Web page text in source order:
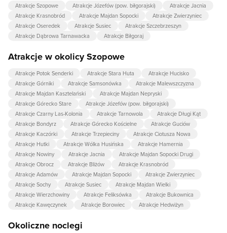
Atrakcje Szopowe Atrakcje Józefów (pow. biłgorajski)
Atrakcje Jacnia
Atrakcje Krasnobród
Atrakcje Majdan Sopocki
Atrakcje Zwierzyniec
Atrakcje Oseredek
Atrakcje Susiec
Atrakcje Szczebrzeszyn
Atrakcje Dąbrowa Tarnawacka
Atrakcje Biłgoraj
Atrakcje w okolicy Szopowe
Atrakcje Potok Senderki Atrakcje Stara Huta
Atrakcje Hucisko
Atrakcje Górniki
Atrakcje Samsonówka
Atrakcje Malewszczyzna
Atrakcje Majdan Kasztelański
Atrakcje Majdan Nepryski
Atrakcje Górecko Stare
Atrakcje Józefów (pow. biłgorajski)
Atrakcje Czarny Las-Kolonia
Atrakcje Tarnowola
Atrakcje Długi Kąt
Atrakcje Bondyrz
Atrakcje Górecko Kościelne
Atrakcje Guciów
Atrakcje Kaczórki
Atrakcje Trzepieciny
Atrakcje Ciotusza Nowa
Atrakcje Hutki
Atrakcje Wólka Husińska
Atrakcje Hamernia
Atrakcje Nowiny
Atrakcje Jacnia
Atrakcje Majdan Sopocki Drugi
Atrakcje Obrocz
Atrakcje Bliżów
Atrakcje Krasnobród
Atrakcje Adamów
Atrakcje Majdan Sopocki
Atrakcje Zwierzyniec
Atrakcje Sochy
Atrakcje Susiec
Atrakcje Majdan Wielki
Atrakcje Wierzchowiny
Atrakcje Feliksówka
Atrakcje Bukownica
Atrakcje Kawęczynek
Atrakcje Borowiec Atrakcje Hedwiżyn
Okoliczne noclegi